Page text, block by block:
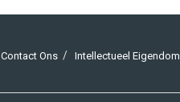
Contact Ons Intellectueel Eigendom